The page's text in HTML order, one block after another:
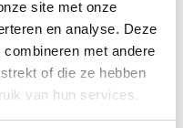
site met onze
en analyse. Deze
met andere
of die ze hebben
van hun services.
wat verandert